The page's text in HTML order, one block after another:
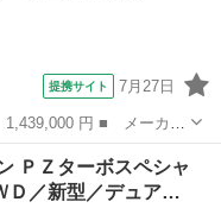
提携サイト 7月27日
ード名： ＰＡ ハイ
出済未使用車・キーレ
ＰＺターボスペシャ
Ｄ／新型／デュア…